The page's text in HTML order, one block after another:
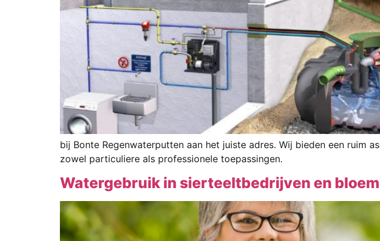
bij Bonte Regenwaterputten aan het juiste adres. Wij bieden een ruim
zowel particuliere als professionele toepassingen.
Watergebruik in sierteeltbedrijven en